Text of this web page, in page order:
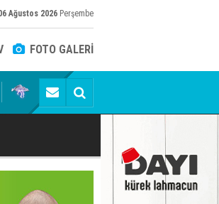
Ağustos 2026 Perşembe
FOTO GALERİ
BAKANI AKIN GÜRLEK'E AÇIK İHBAR!